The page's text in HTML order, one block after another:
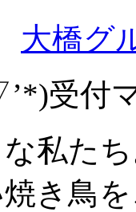
大橋グ
受付
私た
き鳥